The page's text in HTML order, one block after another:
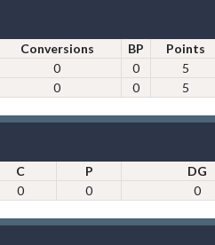
Conversions BP Points
0 0 5
0 0 5
C P
DG
0 0 0